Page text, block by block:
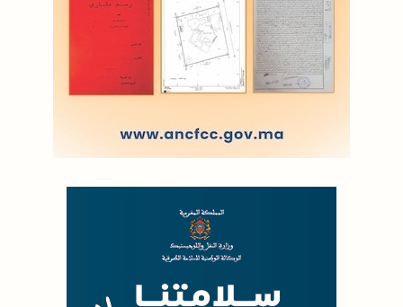
WEB RADIO R212
Copyright © 2022 Groupe de presse Arrissala
Ce site utilise Google Analytics. En continuant à naviguer, vous nous
autorisez à déposer un cookie à des fins de mesure d'audience
Plan du site| Syndication